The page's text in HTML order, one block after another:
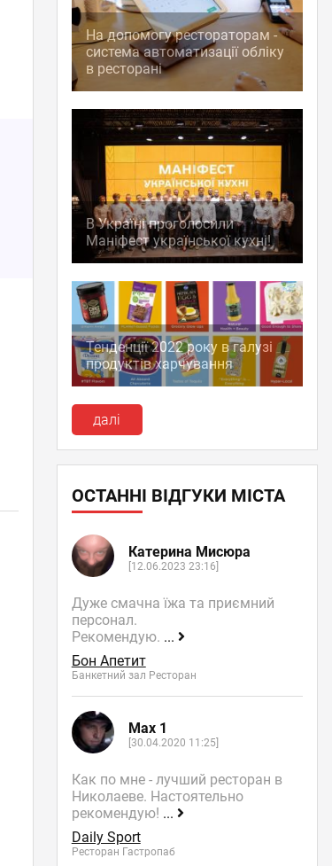
На допомогу рестораторам -
система автоматизації обліку
в ресторані
В Україні проголосили
Маніфест української кухні!
Тенденції 2022 року в галузі
продуктів харчування
далі
ОСТАННІ ВІДГУКИ МІСТА
Катерина Мисюра
[12.06.2023 23:16]
Дуже смачна їжа та приємний
персонал.
Рекомендую. ...
Бон Апетит
Банкетний зал Ресторан
Max 1
[30.04.2020 11:25]
Как по мне - лучший ресторан в
Николаеве. Настоятельно
рекомендую! ...
Daily Sport
Ресторан Гастропаб